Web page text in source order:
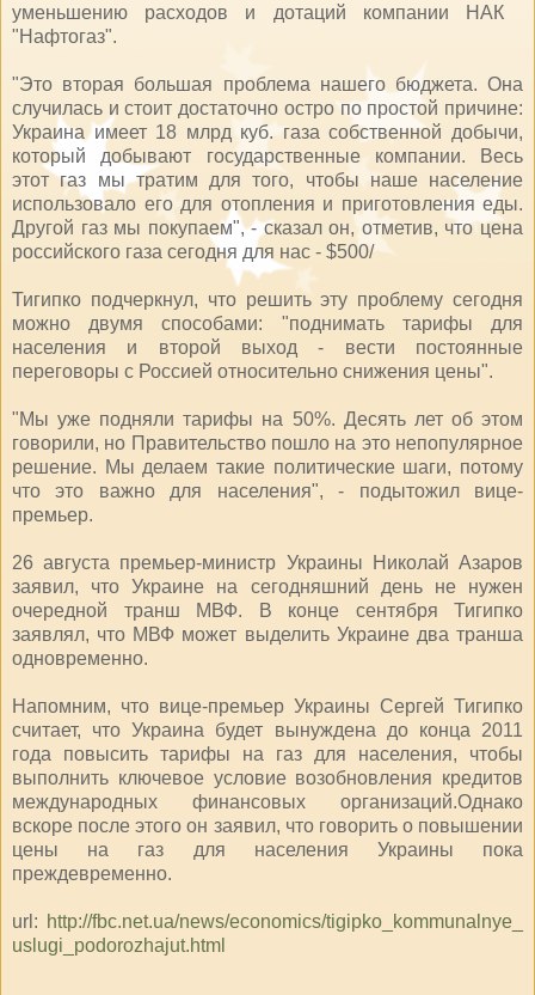
уменьшению расходов и дотаций компании НАК
"Нафтогаз".
"Это вторая большая проблема нашего бюджета. Она
случилась и стоит достаточно остро по простой причине:
Украина имеет 18 млрд куб. газа собственной добычи,
который добывают государственные компании. Весь
этот газ мы тратим для того, чтобы наше население
использовало его для отопления и приготовления еды.
Другой газ мы покупаем", - сказал он, отметив, что цена
российского газа сегодня для нас - $500/
Тигипко подчеркнул, что решить эту проблему сегодня
можно двумя способами: "поднимать тарифы для
населения и второй выход - вести постоянные
переговоры с Россией относительно снижения цены".
"Мы уже подняли тарифы на 50%. Десять лет об этом
говорили, но Правительство пошло на это непопулярное
решение. Мы делаем такие политические шаги, потому
что это важно для населения", - подытожил вице-
премьер.
26 августа премьер-министр Украины Николай Азаров
заявил, что Украине на сегодняшний день не нужен
очередной транш МВФ. В конце сентября Тигипко
заявлял, что МВФ может выделить Украине два транша
одновременно.
Напомним, что вице-премьер Украины Сергей Тигипко
считает, что Украина будет вынуждена до конца 2011
года повысить тарифы на газ для населения, чтобы
выполнить ключевое условие возобновления кредитов
международных финансовых организаций.Однако
вскоре после этого он заявил, что говорить о повышении
цены на газ для населения Украины пока
преждевременно.
url: http://fbc.net.ua/news/economics/tigipko_kommunalnye_
uslugi_podorozhajut.html